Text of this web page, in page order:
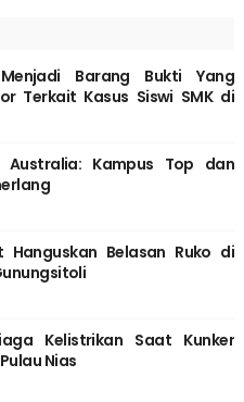
Barang Bukti Yang
Terkait Kasus Siswi SMK di
Australia: Kampus Top dan
Hanguskan Belasan Ruko di
Kelistrikan Saat Kunker
Nias